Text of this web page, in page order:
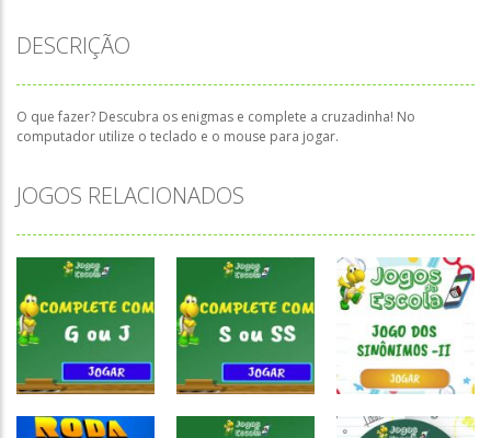
DESCRIÇÃO
O que fazer? Descubra os enigmas e complete a cruzadinha! No
computador utilize o teclado e o mouse para jogar.
JOGOS RELACIONADOS